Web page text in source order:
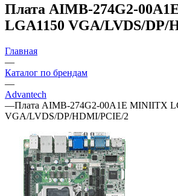
Плата AIMB-274G2-
LGA1150 VGA/LVDS/DP/
Главная
—
Каталог по брендам
—
Advantech
—Плата AIMB-274G2-00A1E MINIITX
VGA/LVDS/DP/HDMI/PCIE/2